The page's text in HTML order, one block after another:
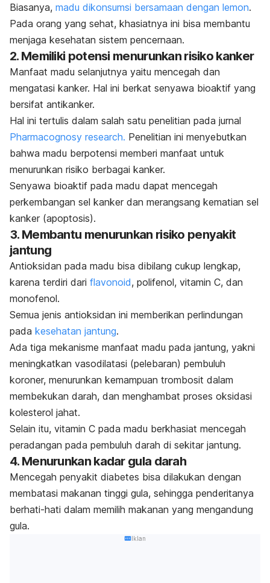
Biasanya, madu dikonsumsi bersamaan dengan lemon.
Pada orang yang sehat, khasiatnya ini bisa membantu
menjaga kesehatan sistem pencernaan.
2. Memiliki potensi menurunkan risiko kanker
Manfaat madu selanjutnya yaitu mencegah dan
mengatasi kanker. Hal ini berkat senyawa bioaktif yang
bersifat antikanker.
Hal ini tertulis dalam salah satu penelitian pada jurnal
Pharmacognosy research. Penelitian ini menyebutkan
bahwa madu berpotensi memberi manfaat untuk
menurunkan risiko berbagai kanker.
Senyawa bioaktif pada madu dapat mencegah
perkembangan sel kanker dan merangsang kematian sel
kanker (apoptosis).
3. Membantu menurunkan risiko penyakit
jantung
Antioksidan pada madu bisa dibilang cukup lengkap,
karena terdiri dari flavonoid, polifenol, vitamin C, dan
monofenol.
Semua jenis antioksidan ini memberikan perlindungan
pada kesehatan jantung.
Ada tiga mekanisme manfaat madu pada jantung, yakni
meningkatkan vasodilatasi (pelebaran) pembuluh
koroner, menurunkan kemampuan trombosit dalam
membekukan darah, dan menghambat proses oksidasi
kolesterol jahat.
Selain itu, vitamin C pada madu berkhasiat mencegah
peradangan pada pembuluh darah di sekitar jantung.
4. Menurunkan kadar gula darah
Mencegah penyakit diabetes bisa dilakukan dengan
membatasi makanan tinggi gula, sehingga penderitanya
berhati-hati dalam memilih makanan yang mengandung
gula.
Iklan